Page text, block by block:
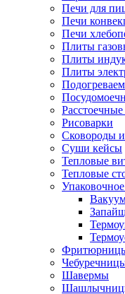
Печи для
Печи
Печи
Плиты
Плиты
Плиты
Рисоварки
Сковороды и
Суши кейсы
Тепловые
Тепловые
Шавермы